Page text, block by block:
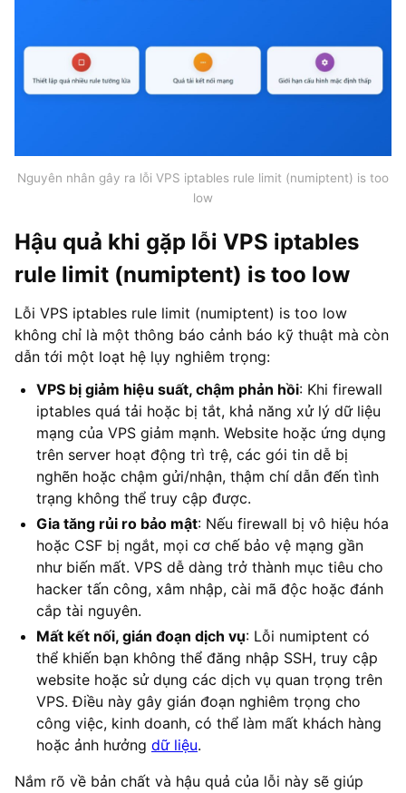
Nguyên nhân gây ra lỗi VPS iptables rule limit (numiptent) is too
low
Hậu quả khi gặp lỗi VPS iptables
rule limit (numiptent) is too low
Lỗi VPS iptables rule limit (numiptent) is too low
không chỉ là một thông báo cảnh báo kỹ thuật mà còn
dẫn tới một loạt hệ lụy nghiêm trọng:
VPS bị giảm hiệu suất, chậm phản hồi: Khi firewall
iptables quá tải hoặc bị tắt, khả năng xử lý dữ liệu
mạng của VPS giảm mạnh. Website hoặc ứng dụng
trên server hoạt động trì trệ, các gói tin dễ bị
nghẽn hoặc chậm gửi/nhận, thậm chí dẫn đến tình
trạng không thể truy cập được.
Gia tăng rủi ro bảo mật: Nếu firewall bị vô hiệu hóa
hoặc CSF bị ngắt, mọi cơ chế bảo vệ mạng gần
như biến mất. VPS dễ dàng trở thành mục tiêu cho
hacker tấn công, xâm nhập, cài mã độc hoặc đánh
cắp tài nguyên.
Mất kết nối, gián đoạn dịch vụ: Lỗi numiptent có
thể khiến bạn không thể đăng nhập SSH, truy cập
website hoặc sử dụng các dịch vụ quan trọng trên
VPS. Điều này gây gián đoạn nghiêm trọng cho
công việc, kinh doanh, có thể làm mất khách hàng
hoặc ảnh hưởng dữ liệu.
Nắm rõ về bản chất và hậu quả của lỗi này sẽ giúp